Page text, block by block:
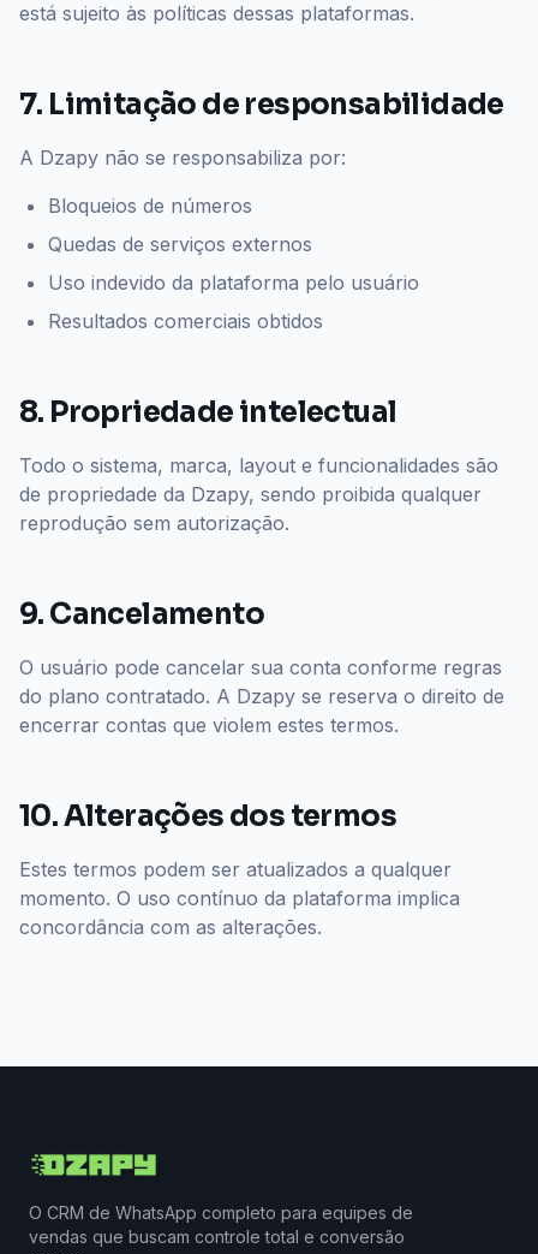
está sujeito às políticas dessas plataformas.
7. Limitação de responsabilidade
A Dzapy não se responsabiliza por:
Bloqueios de números
Quedas de serviços externos
Uso indevido da plataforma pelo usuário
Resultados comerciais obtidos
8. Propriedade intelectual
Todo o sistema, marca, layout e funcionalidades são
de propriedade da Dzapy, sendo proibida qualquer
reprodução sem autorização.
9. Cancelamento
O usuário pode cancelar sua conta conforme regras
do plano contratado. A Dzapy se reserva o direito de
encerrar contas que violem estes termos.
10. Alterações dos termos
Estes termos podem ser atualizados a qualquer
momento. O uso contínuo da plataforma implica
concordância com as alterações.
O CRM de WhatsApp completo para equipes de
vendas que buscam controle total e conversão